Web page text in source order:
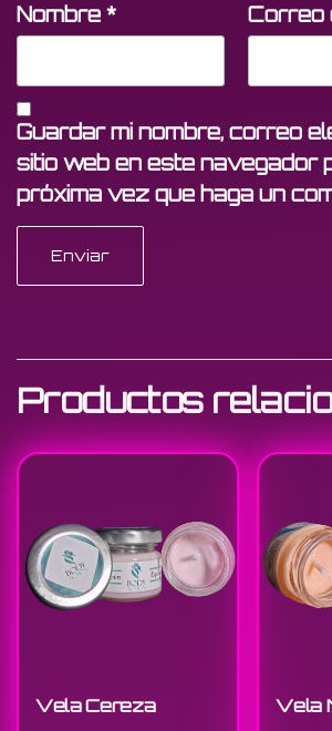
Nombre * Correo
Guardar mi nombre, correo
sitio web en este navegador
próxima vez que haga un
Productos
Vela Cereza Vela